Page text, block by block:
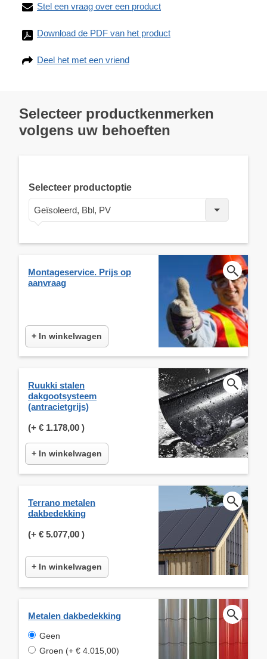
Stel een vraag over een product
Download de PDF van het product
Deel het met een vriend
Selecteer productkenmerken
volgens uw behoeften
Selecteer productoptie
Geïsoleerd, Bbl, PV
Montageservice. Prijs op
aanvraag
+ In winkelwagen
Ruukki stalen
dakgootsysteem
(antracietgrijs)
(+ € 1.178,00 )
+ In winkelwagen
Terrano metalen
dakbedekking
(+ € 5.077,00 )
+ In winkelwagen
Metalen dakbedekking
Geen
Groen (+ € 4.015,00)